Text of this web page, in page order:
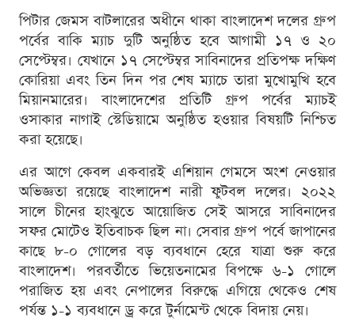
পিটার জেমস বাটলারের অধীনে থাকা বাংলাদেশ দলের গ্রুপ
পর্বের বাকি ম্যাচ দুটি অনুষ্ঠিত হবে আগামী ১৭ ও ২০
সেপ্টেম্বর। যেখানে ১৭ সেপ্টেম্বর সাবিনাদের প্রতিপক্ষ দক্ষিণ
কোরিয়া এবং তিন দিন পর শেষ ম্যাচে তারা মুখোমুখি হবে
মিয়ানমারের। বাংলাদেশের প্রতিটি গ্রুপ পর্বের ম্যাচই
ওসাকার নাগাই স্টেডিয়ামে অনুষ্ঠিত হওয়ার বিষয়টি নিশ্চিত
করা হয়েছে।
এর আগে কেবল একবারই এশিয়ান গেমসে অংশ নেওয়ার
অভিজ্ঞতা রয়েছে বাংলাদেশ নারী ফুটবল দলের। ২০২২
সালে চীনের হাংঝুতে আয়োজিত সেই আসরে সাবিনাদের
সফর মোটেও ইতিবাচক ছিল না। সেবার গ্রুপ পর্বে জাপানের
কাছে ৮-০ গোলের বড় ব্যবধানে হেরে যাত্রা শুরু করে
বাংলাদেশ। পরবর্তীতে ভিয়েতনামের বিপক্ষে ৬-১ গোলে
পরাজিত হয় এবং নেপালের বিরুদ্ধে এগিয়ে থেকেও শেষ
পর্যন্ত ১-১ ব্যবধানে ড্র করে টুর্নামেন্ট থেকে বিদায় নেয়।